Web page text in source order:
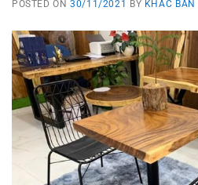
POSTED ON30/11/2021 BY KHẮC BẢN